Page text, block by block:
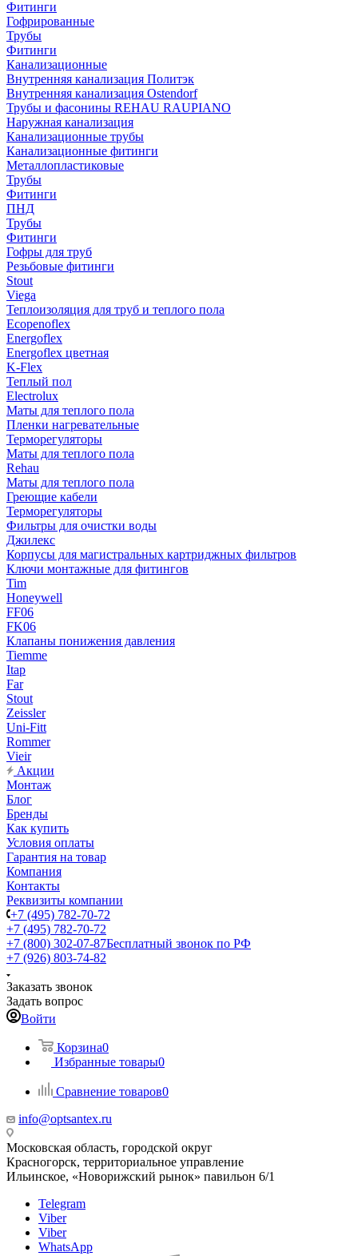
Фитинги
Гофрированные
Трубы
Фитинги
Канализационные
Внутренняя канализация Политэк
Внутренняя канализация Ostendorf
Трубы и фасонины REHAU RAUPIANO
Наружная канализация
Канализационные трубы
Канализационные фитинги
Металлопластиковые
Трубы
Фитинги
ПНД
Трубы
Фитинги
Гофры для труб
Резьбовые фитинги
Stout
Viega
Теплоизоляция для труб и теплого пола
Ecopenoflex
Energoflex
Energoflex цветная
K-Flex
Теплый пол
Electrolux
Маты для теплого пола
Пленки нагревательные
Терморегуляторы
Маты для теплого пола
Rehau
Маты для теплого пола
Греющие кабели
Терморегуляторы
Фильтры для очистки воды
Джилекс
Корпусы для магистральных картриджных фильтров
Ключи монтажные для фитингов
Tim
Honeywell
FF06
FK06
Клапаны понижения давления
Tiemme
Itap
Far
Stout
Zeissler
Uni-Fitt
Rommer
Vieir
Акции
Монтаж
Блог
Бренды
Как купить
Условия оплаты
Гарантия на товар
Компания
Контакты
Реквизиты компании
+7 (495) 782-70-72
+7 (495) 782-70-72
+7 (800) 302-07-87Бесплатный звонок по РФ
+7 (926) 803-74-82
Заказать звонок
Задать вопрос
Войти
Корзина0
Избранные товары0
Сравнение товаров0
info@optsantex.ru
Московская область, городской округ
Красногорск, территориальное управление
Ильинское, «Новорижский рынок» павильон 6/1
Telegram
Viber
Viber
WhatsApp